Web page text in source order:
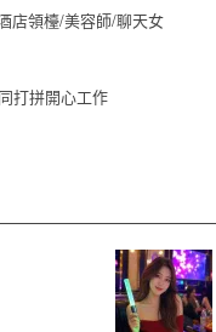
店領檯/美容師/聊天女
打拼開心工作